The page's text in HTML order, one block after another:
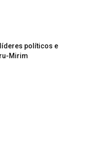
políticos e
Mirim